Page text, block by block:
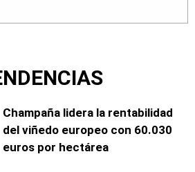
Champaña lidera la rentabilidad
del viñedo europeo con 60.030
euros por hectárea